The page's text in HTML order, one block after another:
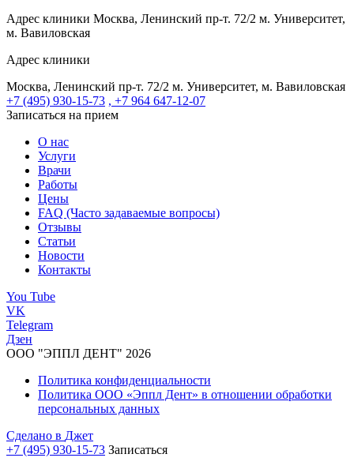
Адрес клиники Москва, Ленинский пр-т. 72/2 м. Университет,
м. Вавиловская
Адрес клиники
Москва, Ленинский пр-т. 72/2 м. Университет, м. Вавиловская
+7 (495) 930-15-73 , +7 964 647-12-07
Записаться на прием
О нас
Услуги
Врачи
Работы
Цены
FAQ (Часто задаваемые вопросы)
Отзывы
Статьи
Новости
Контакты
You Tube
VK
Telegram
Дзен
ООО "ЭППЛ ДЕНТ" 2026
Политика конфиденциальности
Политика ООО «Эппл Дент» в отношении обработки
персональных данных
Сделано в Джет
+7 (495) 930-15-73 Записаться